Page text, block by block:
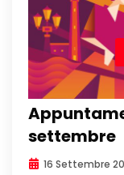
settembre
16 Settembre